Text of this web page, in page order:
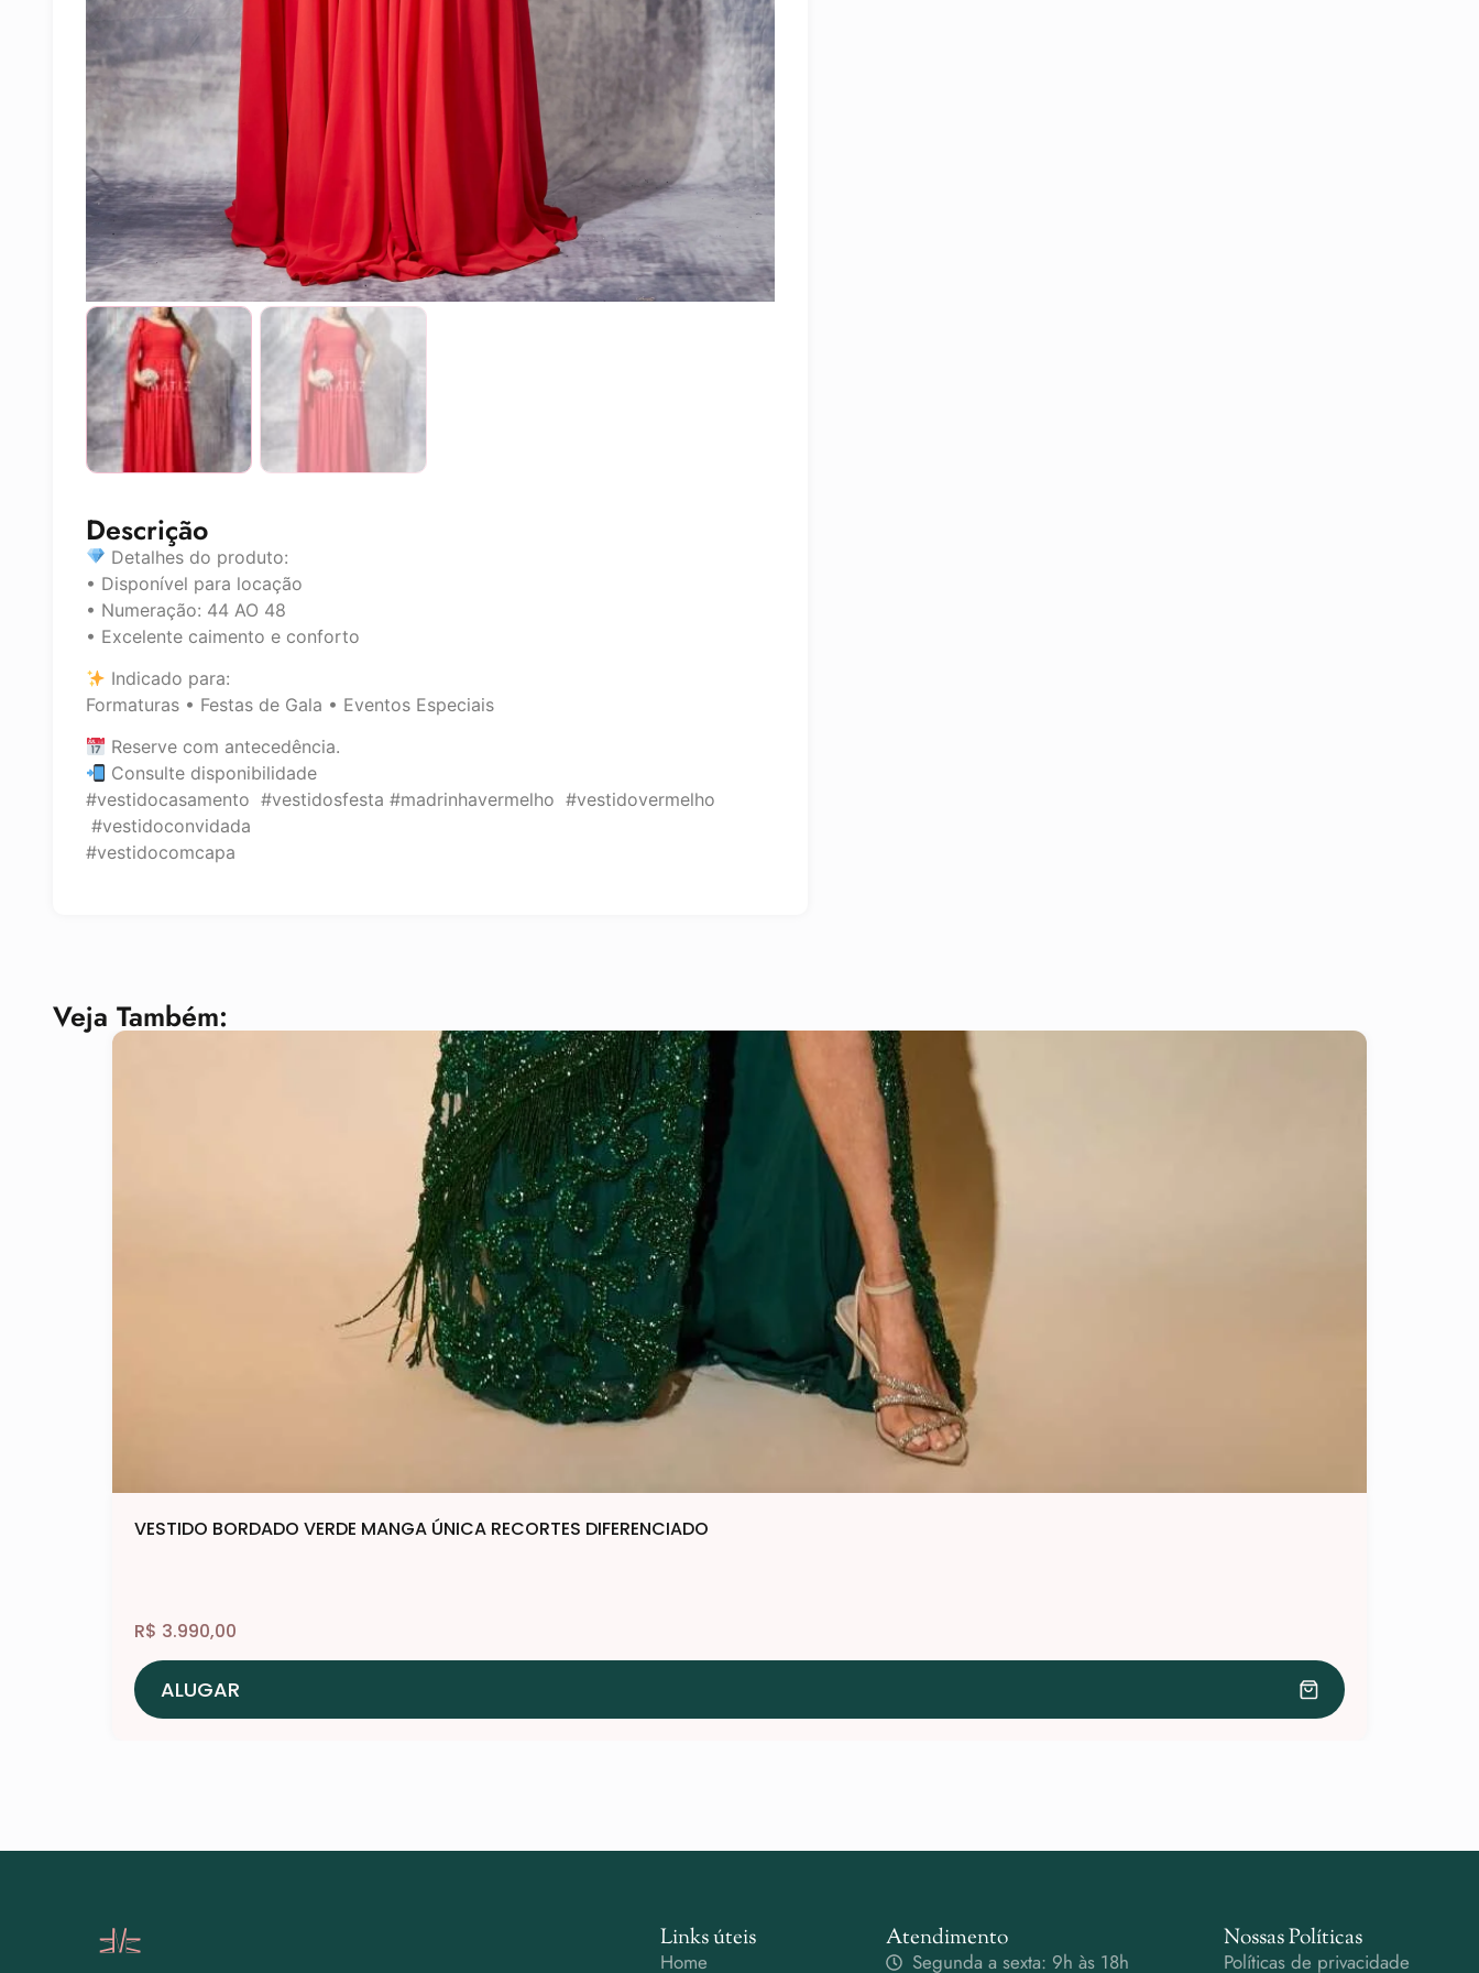
Descrição
Detalhes do produto:
• Disponível para locação
• Numeração: 44 AO 48
• Excelente caimento e conforto
Indicado para:
Formaturas • Festas de Gala • Eventos Especiais
Reserve com antecedência.
Consulte disponibilidade
#vestidocasamento #vestidosfesta #madrinhavermelho #vestidovermelho
#vestidoconvidada
#vestidocomcapa
Veja Também:
VESTIDO BORDADO VERDE MANGA ÚNICA RECORTES DIFERENCIADO
R$ 3.990,00
ALUGAR
Links úteis
Home
Atendimento
Segunda a sexta: 9h às 18h
Nossas Políticas
Políticas de privacidade